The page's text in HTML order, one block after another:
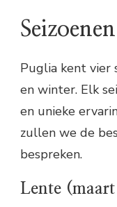
Puglia kent vier
en winter. Elk
en unieke
zullen we de
bespreken.
Lente